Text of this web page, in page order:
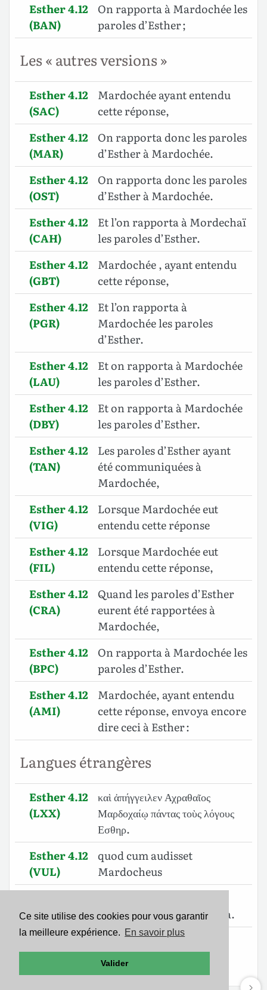
Ce site utilise des cookies pour vous garantir
la meilleure expérience. En savoir plus
Valider
Esther 4.12
(BAN)
On rapporta à Mardochée les
paroles d’Esther ;
Les « autres versions »
Esther 4.12
(SAC)
Mardochée ayant entendu
cette réponse,
Esther 4.12
(MAR)
On rapporta donc les paroles
d’Esther à Mardochée.
Esther 4.12
(OST)
On rapporta donc les paroles
d’Esther à Mardochée.
Esther 4.12
(CAH)
Et l’on rapporta à Mordechaï
les paroles d’Esther.
Esther 4.12
(GBT)
Mardochée , ayant entendu
cette réponse,
Esther 4.12
(PGR)
Et l’on rapporta à
Mardochée les paroles
d’Esther.
Esther 4.12
(LAU)
Et on rapporta à Mardochée
les paroles d’Esther.
Esther 4.12
(DBY)
Et on rapporta à Mardochée
les paroles d’Esther.
Esther 4.12
(TAN)
Les paroles d’Esther ayant
été communiquées à
Mardochée,
Esther 4.12
(VIG)
Lorsque Mardochée eut
entendu cette réponse
Esther 4.12
(FIL)
Lorsque Mardochée eut
entendu cette réponse,
Esther 4.12
(CRA)
Quand les paroles d’Esther
eurent été rapportées à
Mardochée,
Esther 4.12
(BPC)
On rapporta à Mardochée les
paroles d’Esther.
Esther 4.12
(AMI)
Mardochée, ayant entendu
cette réponse, envoya encore
dire ceci à Esther :
Langues étrangères
Esther 4.12
(LXX)
καὶ ἀπήγγειλεν Αχραθαῖος
Μαρδοχαίῳ πάντας τοὺς λόγους
Εσθηρ.
Esther 4.12
(VUL)
quod cum audisset
Mardocheus
(SWA)
Mordekai maneno ya Esta.
Esther 4.12
(BHS)
וַיַּגִּ֣ידוּ לְמָרְדֳּכָ֔י אֵ֖ת דִּבְרֵ֥י אֶסְתֵּֽר׃ פ